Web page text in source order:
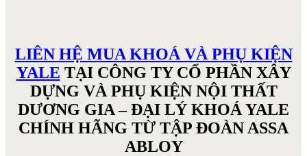
LIÊN HỆ MUA KHOÁ VÀ PHỤ KIỆN
YALE TẠI CÔNG TY CỔ PHẦN XÂY
DỰNG VÀ PHỤ KIỆN NỘI THẤT
DƯƠNG GIA – ĐẠI LÝ KHOÁ YALE
CHÍNH HÃNG TỪ TẬP ĐOÀN ASSA
ABLOY